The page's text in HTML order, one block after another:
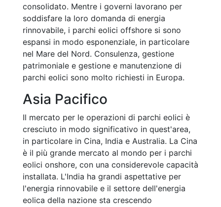
consolidato. Mentre i governi lavorano per
soddisfare la loro domanda di energia
rinnovabile, i parchi eolici offshore si sono
espansi in modo esponenziale, in particolare
nel Mare del Nord. Consulenza, gestione
patrimoniale e gestione e manutenzione di
parchi eolici sono molto richiesti in Europa.
Asia Pacifico
Il mercato per le operazioni di parchi eolici è
cresciuto in modo significativo in quest'area,
in particolare in Cina, India e Australia. La Cina
è il più grande mercato al mondo per i parchi
eolici onshore, con una considerevole capacità
installata. L'India ha grandi aspettative per
l'energia rinnovabile e il settore dell'energia
eolica della nazione sta crescendo